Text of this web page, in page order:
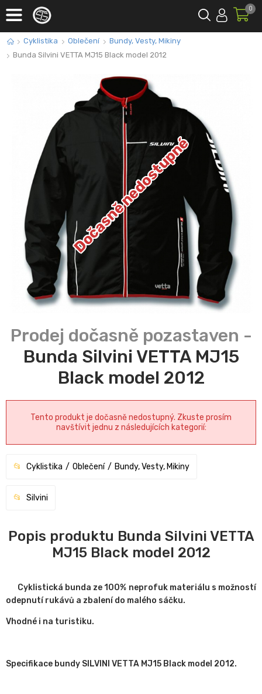
0
Cyklistika Oblečení
Bundy, Vesty, Mikiny
Bunda Silvini VETTA MJ15 Black model 2012
Dočasně nedostupné
Bunda Silvini VETTA MJ15
Black model 2012
Tento produkt je dočasně nedostupný. Zkuste prosím
navštívit jednu z následujících kategorií:
Cyklistika Oblečení Bundy, Vesty, Mikiny
Silvini
Popis produktu Bunda Silvini VETTA
MJ15 Black model 2012
Cyklistická bunda ze 100% neprofuk materiálu s možností
odepnutí rukávů a zbalení do malého sáčku.
Vhodné i na turistiku.
Specifikace bundy SILVINI VETTA MJ15 Black model 2012.